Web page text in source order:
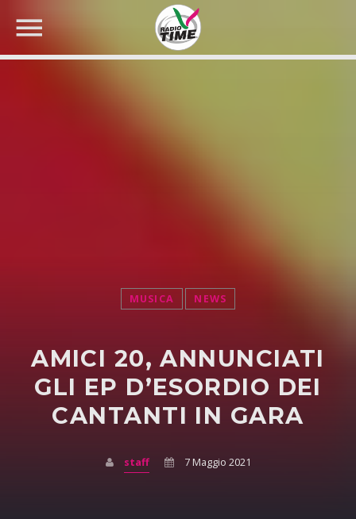
MUSICA NEWS
AMICI 20, ANNUNCIATI
GLI EP D’ESORDIO DEI
CANTANTI IN GARA
staff 7 Maggio 2021